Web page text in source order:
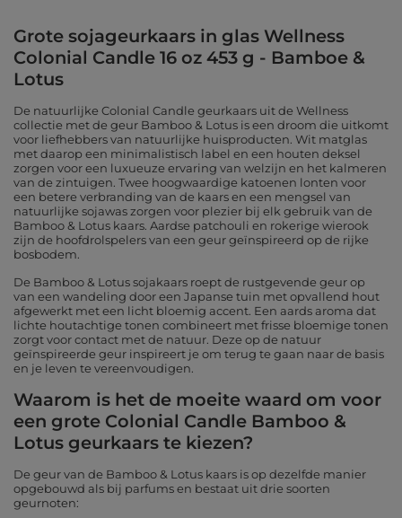
Grote sojageurkaars in glas Wellness
Colonial Candle 16 oz 453 g - Bamboe &
Lotus
De natuurlijke Colonial Candle geurkaars uit de Wellness
collectie met de geur Bamboo & Lotus is een droom die uitkomt
voor liefhebbers van natuurlijke huisproducten. Wit matglas
met daarop een minimalistisch label en een houten deksel
zorgen voor een luxueuze ervaring van welzijn en het kalmeren
van de zintuigen. Twee hoogwaardige katoenen lonten voor
een betere verbranding van de kaars en een mengsel van
natuurlijke sojawas zorgen voor plezier bij elk gebruik van de
Bamboo & Lotus kaars. Aardse patchouli en rokerige wierook
zijn de hoofdrolspelers van een geur geïnspireerd op de rijke
bosbodem.
De Bamboo & Lotus sojakaars roept de rustgevende geur op
van een wandeling door een Japanse tuin met opvallend hout
afgewerkt met een licht bloemig accent. Een aards aroma dat
lichte houtachtige tonen combineert met frisse bloemige tonen
zorgt voor contact met de natuur. Deze op de natuur
geïnspireerde geur inspireert je om terug te gaan naar de basis
en je leven te vereenvoudigen.
Waarom is het de moeite waard om voor
een grote Colonial Candle Bamboo &
Lotus geurkaars te kiezen?
De geur van de Bamboo & Lotus kaars is op dezelfde manier
opgebouwd als bij parfums en bestaat uit drie soorten
geurnoten: